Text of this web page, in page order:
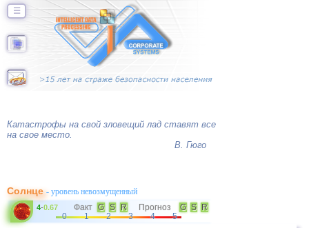
☰
Катастрофы на свой зловещий лад ставят все
на свое место.
В. Гюго
Солнце- уровень невозмущенный
4-0.67 Факт G S R Прогноз G S
R
0
1 2 3 4 5